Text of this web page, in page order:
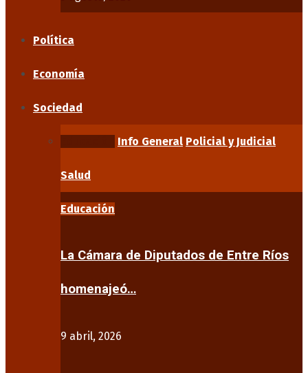
Política
Economía
Sociedad
Info General Policial y Judicial
Salud
Educación
La Cámara de Diputados de Entre Ríos
homenajeó…
9 abril, 2026